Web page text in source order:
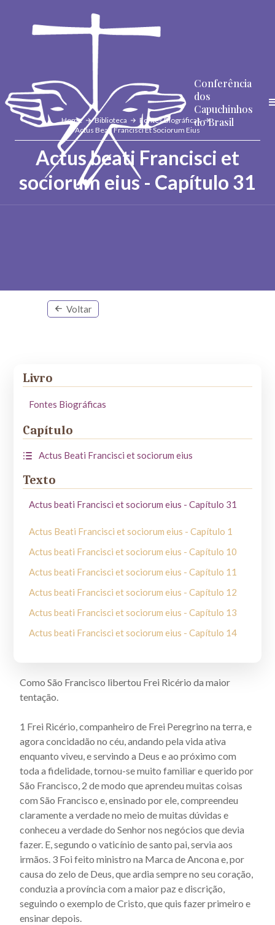
Conferência
dos
Capuchinhos
do Brasil
Home Biblioteca
Fontes Biográficas
Actus Beati Francisci Et Sociorum Eius
Actus beati Francisci et
sociorum eius - Capítulo 31
Voltar
Livro
Fontes Biográficas
Capítulo
Actus Beati Francisci et sociorum eius
Texto
Actus beati Francisci et sociorum eius - Capítulo 31
Actus Beati Francisci et sociorum eius - Capítulo 1
Actus beati Francisci et sociorum eius - Capítulo 10
Actus beati Francisci et sociorum eius - Capítulo 11
Actus beati Francisci et sociorum eius - Capítulo 12
Actus beati Francisci et sociorum eius - Capítulo 13
Actus beati Francisci et sociorum eius - Capítulo 14
Actus beati Francisci et sociorum eius - Capítulo 17
Actus beati Francisci et sociorum eius - Capítulo 19
Actus Beati Francisci et sociorum eius - Capítulo 2
Actus beati Francisci et sociorum eius - Capítulo 20
Actus beati Francisci et sociorum eius - Capítulo 21
Actus beati Francisci et sociorum eius - Capítulo 22
Actus beati Francisci et sociorum eius - Capítulo 23
Actus beati Francisci et sociorum eius - Capítulo 24
Actus beati Francisci et sociorum eius - Capítulo 25
Actus beati Francisci et sociorum eius - Capítulo 26
Actus beati Francisci et sociorum eius - Capítulo 27
Como São Francisco libertou Frei Ricério da maior
tentação.
1 Frei Ricério, companheiro de Frei Peregrino na terra, e
agora concidadão no céu, andando pela vida ativa
enquanto viveu, e servindo a Deus e ao próximo com
toda a fidelidade, tornou-se muito familiar e querido por
São Francisco, 2 de modo que aprendeu muitas coisas
com São Francisco e, ensinado por ele, compreendeu
claramente a verdade no meio de muitas dúvidas e
conheceu a verdade do Senhor nos negócios que devia
fazer. E, segundo o vaticínio de santo pai, servia aos
irmãos. 3 Foi feito ministro na Marca de Ancona e, por
causa do zelo de Deus, que ardia sempre no seu coração,
conduzia a província com a maior paz e discrição,
seguindo o exemplo de Cristo, que quis fazer primeiro e
ensinar depois.